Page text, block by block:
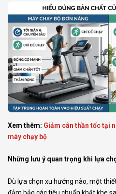
Xem thêm: Giảm cân thần tốc tại
máy chạy bộ
Những lưu ý quan trọng khi lựa
Dù lựa chọn xu hướng nào, một
đảm bảo các tiêu chuẩn khắt khe